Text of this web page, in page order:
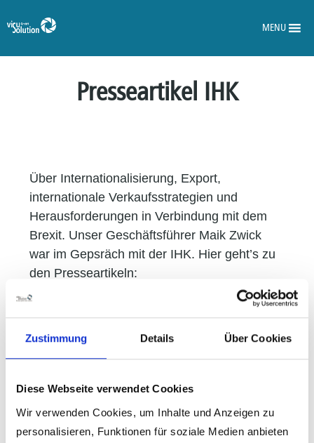
Zustimmung Details Über Cookies
Diese Webseite verwendet Cookies
Wir verwenden Cookies, um Inhalte und Anzeigen zu
personalisieren, Funktionen für soziale Medien anbieten
MENU
Presseartikel IHK
Über Internationalisierung, Export,
internationale Verkaufsstrategien und
Herausforderungen in Verbindung mit dem
Brexit. Unser Geschäftsführer Maik Zwick
war im Gepsräch mit der IHK. Hier geht’s zu
den Presseartikeln:
"Kein Kunde ist vergleichbar, kein Land ist mit
dem anderen identisch! Das was hier
Maik Zwick
CEO